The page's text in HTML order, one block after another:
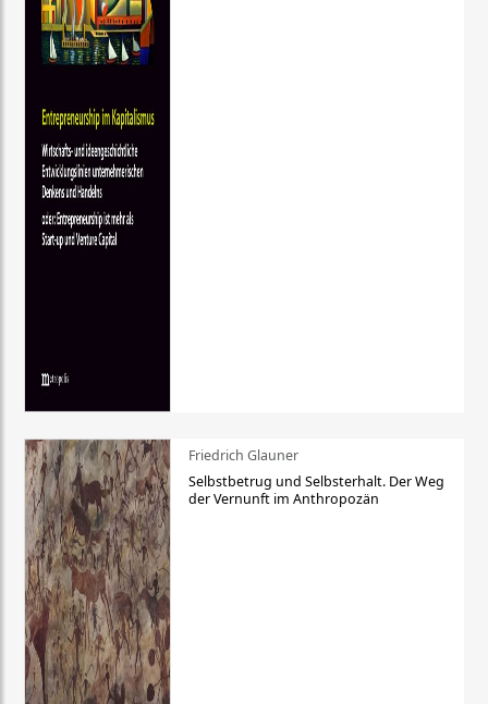
Friedrich Glauner
Selbstbetrug und Selbsterhalt. Der Weg
der Vernunft im Anthropozän